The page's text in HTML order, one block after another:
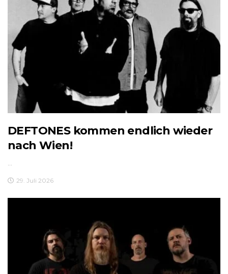
DEFTONES kommen endlich wieder
nach Wien!
29. Juli 2026